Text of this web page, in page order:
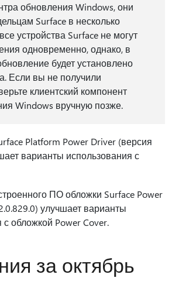
обновления Windows, они
Surface в несколько
устройства Surface не могут
одновременно, однако, в
будет установлено
Если вы не получили
клиентский компонент
Windows вручную позже.
Platform Power Driver (версия
варианты использования с
ПО обложки Surface Power
улучшает варианты
с обложкой Power Cover.
за октябрь